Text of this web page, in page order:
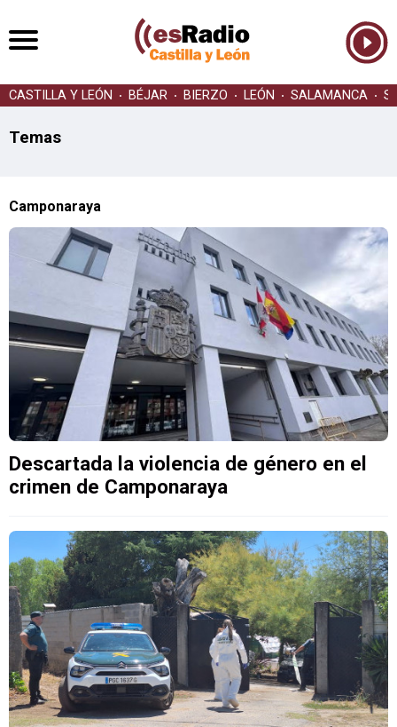
CASTILLA Y LEÓN BÉJAR BIERZO LEÓN SALAMANCA
Temas
Camponaraya
Descartada la violencia de género en el
crimen de Camponaraya